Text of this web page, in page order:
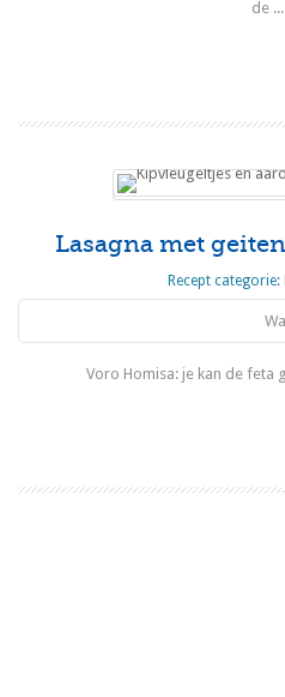
de ...
Lasagna met
Recept categorie:
Voro Homisa: je kan de feta